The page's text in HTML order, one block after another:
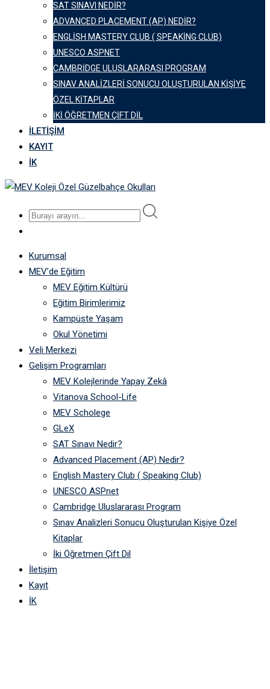
SAT SINAVI NEDIR?
ADVANCED PLACEMENT (AP) NEDIR?
ENGLISH MASTERY CLUB ( SPEAKING CLUB)
UNESCO ASPNET
CAMBRIDGE ULUSLARARASI PROGRAM
SINAV ANALIZLERI SONUCU OLUŞTURULAN KIŞIYE
ÖZEL KITAPLAR
İKI ÖĞRETMEN ÇIFT DIL
İLETIŞIM
KAYIT
İK
Kurumsal
MEV’de Eğitim
MEV Eğitim Kültürü
Eğitim Birimlerimiz
Kampüste Yaşam
Okul Yönetimi
Veli Merkezi
Gelişim Programları
MEV Kolejlerinde Yapay Zekâ
Vitanova School-Life
MEV Scholege
GLeX
SAT Sınavı Nedir?
Advanced Placement (AP) Nedir?
English Mastery Club ( Speaking Club)
UNESCO ASPnet
Cambridge Uluslararası Program
Sınav Analizleri Sonucu Oluşturulan Kişiye Özel
Kitaplar
İki Öğretmen Çift Dil
İletişim
Kayıt
İK